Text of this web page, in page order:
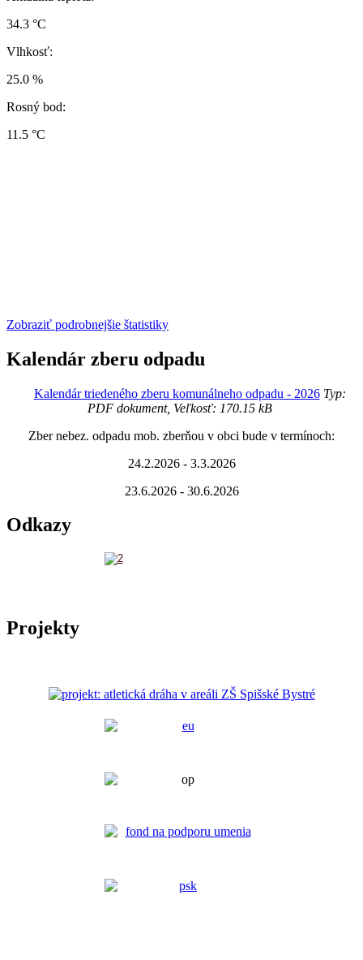
34.3 °C
Vlhkosť:
25.0 %
Rosný bod:
11.5 °C
Zobraziť podrobnejšie štatistiky
Kalendár zberu odpadu
Kalendár triedeného zberu komunálneho odpadu - 2026Typ:
PDF dokument, Veľkosť: 170.15 kB
Zber nebez. odpadu mob. zberňou v obci bude v termínoch:
24.2.2026 - 3.3.2026
23.6.2026 - 30.6.2026
Odkazy
Projekty